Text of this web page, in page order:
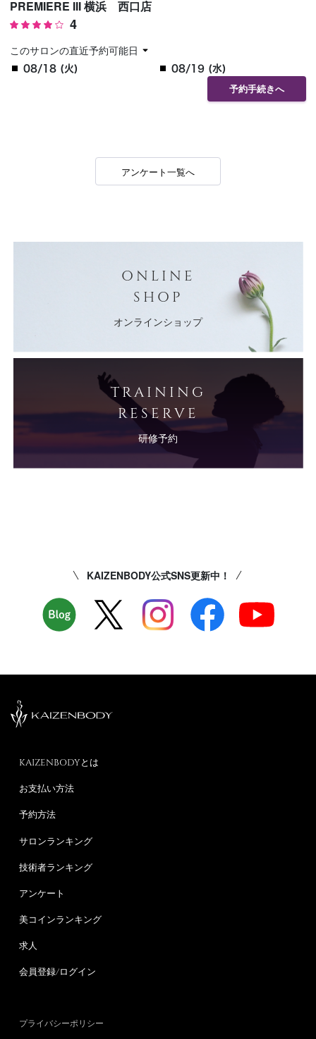
PREMIERE III 横浜 西口店
4
このサロンの直近予約可能日
08/18 (火) 08/19 (水)
予約手続きへ
アンケート一覧へ
ONLINE
SHOP
オンラインショップ
TRAINING
RESERVE
研修予約
KAIZENBODY公式SNS更新中！
KAIZENBODYとは
お支払い方法
予約方法
サロンランキング
技術者ランキング
アンケート
美コインランキング
求人
会員登録/ログイン
プライバシーポリシー